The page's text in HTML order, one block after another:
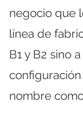
negocio que
línea de
B1 y B2 sino
configuración
nombre